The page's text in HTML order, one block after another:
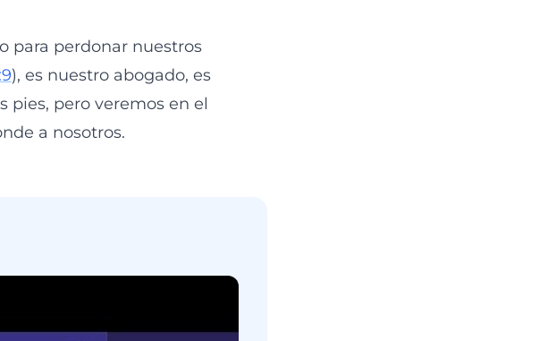
para perdonar nuestros
), es nuestro abogado, es
pies, pero veremos en el
a nosotros.